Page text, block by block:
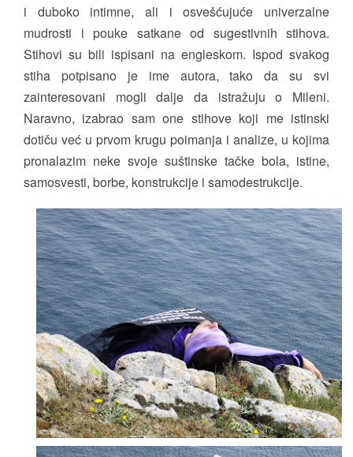
i duboko intimne, ali i osvešćujuće univerzalne
mudrosti i pouke satkane od sugestivnih stihova.
Stihovi su bili ispisani na engleskom. Ispod svakog
stiha potpisano je ime autora, tako da su svi
zainteresovani mogli dalje da istražuju o Mileni.
Naravno, izabrao sam one stihove koji me istinski
dotiču već u prvom krugu poimanja i analize, u kojima
pronalazim neke svoje suštinske tačke bola, istine,
samosvesti, borbe, konstrukcije i samodestrukcije.